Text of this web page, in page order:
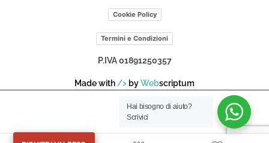
Cookie Policy
Termini e Condizioni
P.IVA 01891250357
Made with/> byWebscriptum
Hai bisogno di aiuto?
Scrivici